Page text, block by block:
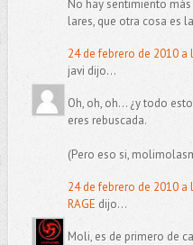
No hay sentimiento
lares, que otra cosa es la
24 de febrero de 2010 a
javi dijo...
Oh, oh, oh... ¿y todo
eres rebuscada.
(Pero eso si,
24 de febrero de 2010 a
RAGE dijo...
Moli, es de primero de